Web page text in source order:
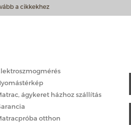
a cikkekhez
ágykeret házhoz szállítás
otthon